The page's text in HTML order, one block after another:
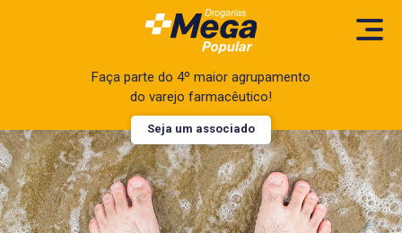
Faça parte do 4º maior agrupamento
do varejo farmacêutico!
Seja um associado